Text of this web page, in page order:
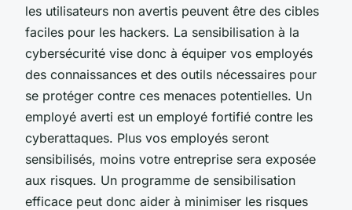
les utilisateurs non avertis peuvent être des cibles
faciles pour les hackers. La sensibilisation à la
cybersécurité vise donc à équiper vos employés
des connaissances et des outils nécessaires pour
se protéger contre ces menaces potentielles. Un
employé averti est un employé fortifié contre les
cyberattaques. Plus vos employés seront
sensibilisés, moins votre entreprise sera exposée
aux risques. Un programme de sensibilisation
efficace peut donc aider à minimiser les risques